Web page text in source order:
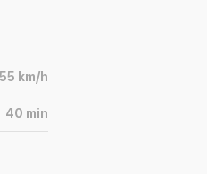
55 km/h
40 min